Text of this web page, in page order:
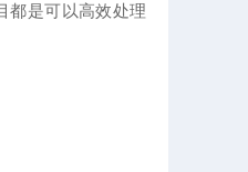
都是可以高效处理